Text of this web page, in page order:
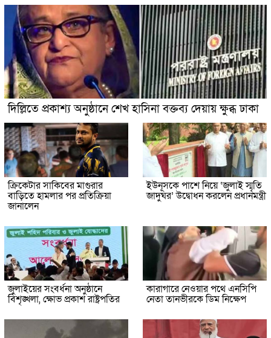
দিল্লিতে প্রকাশ্য অনুষ্ঠানে শেখ হাসিনা বক্তব্য দেয়ায় ক্ষুব্ধ ঢাকা
ক্রিকেটার সাকিবের মাগুরার
বাড়িতে হামলার পর প্রতিক্রিয়া
জানালেন
ইউনূসকে পাশে নিয়ে ‘জুলাই স্মৃতি
জাদুঘর’ উদ্বোধন করলেন প্রধানমন্ত্রী
জুলাইয়ের সংবর্ধনা অনুষ্ঠানে
বিশৃঙ্খলা, ক্ষোভ প্রকাশ রাষ্ট্রপতির
কারাগারে নেওয়ার পথে এনসিপি
নেতা তানভীরকে ডিম নিক্ষেপ